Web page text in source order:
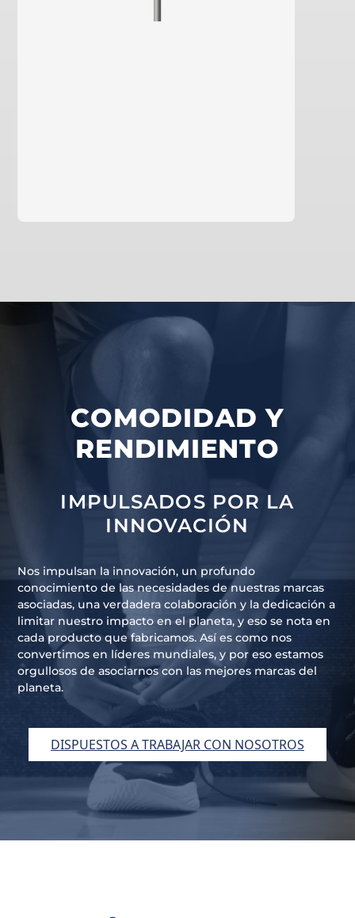
COMODIDAD Y
RENDIMIENTO
IMPULSADOS POR LA
INNOVACIÓN
Nos impulsan la innovación, un profundo
conocimiento de las necesidades de nuestras marcas
asociadas, una verdadera colaboración y la dedicación a
limitar nuestro impacto en el planeta, y eso se nota en
cada producto que fabricamos. Así es como nos
convertimos en líderes mundiales, y por eso estamos
orgullosos de asociarnos con las mejores marcas del
planeta.
DISPUESTOS A TRABAJAR CON NOSOTROS